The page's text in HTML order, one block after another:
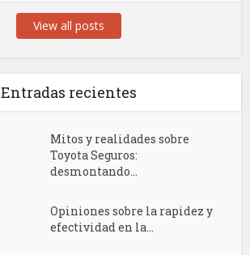
View all posts
Entradas recientes
Mitos y realidades sobre
Toyota Seguros:
desmontando...
Opiniones sobre la rapidez y
efectividad en la...